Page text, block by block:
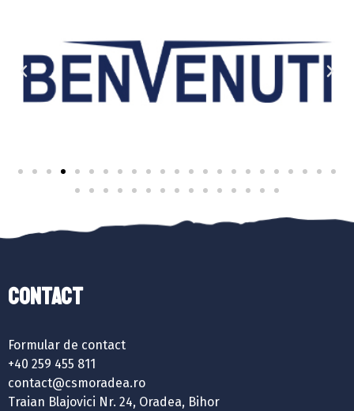
Contact
Formular de contact
+40 259 455 811
contact@csmoradea.ro
Traian Blajovici Nr. 24, Oradea, Bihor